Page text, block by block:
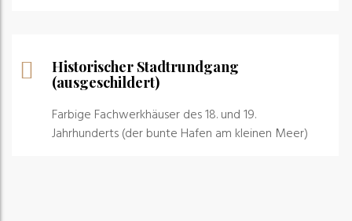
Historischer Stadtrundgang
(ausgeschildert)
Farbige Fachwerkhäuser des 18. und 19.
Jahrhunderts (der bunte Hafen am kleinen Meer)